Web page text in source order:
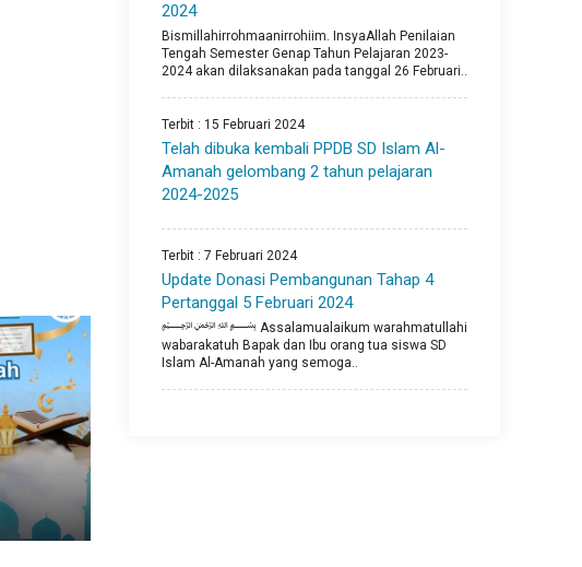
2024
Bismillahirrohmaanirrohiim. InsyaAllah Penilaian
Tengah Semester Genap Tahun Pelajaran 2023-
2024 akan dilaksanakan pada tanggal 26 Februari..
Terbit : 15 Februari 2024
Telah dibuka kembali PPDB SD Islam Al-
Amanah gelombang 2 tahun pelajaran
2024-2025
Terbit : 7 Februari 2024
Update Donasi Pembangunan Tahap 4
Pertanggal 5 Februari 2024
﷽ Assalamualaikum warahmatullahi
wabarakatuh Bapak dan Ibu orang tua siswa SD
Islam Al-Amanah yang semoga..